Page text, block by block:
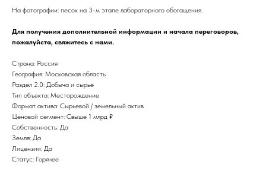
На фотографии: песок на 3-м этапе лабораторного обогащения.
Для получения дополнительной информации и начала переговоров,
пожалуйста, свяжитесь с нами.
Страна: Россия
География: Московская область
Раздел 2.0: Добыча и сырьё
Тип объекта: Месторождение
Формат актива: Сырьевой / земельный актив
Ценовой сегмент: Свыше 1 млрд ₽
Собственность: Да
Земля: Да
Лицензии: Да
Статус: Горячее